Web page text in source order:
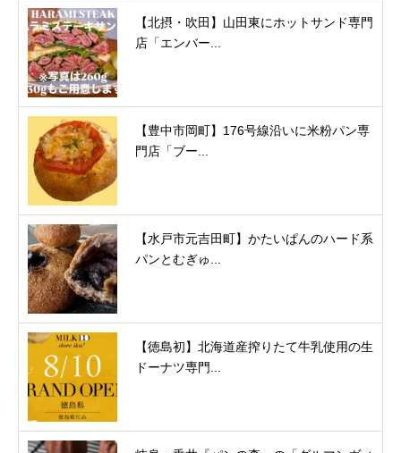
【北摂・吹田】山田東にホットサンド専門
店「エンバー...
【豊中市岡町】176号線沿いに米粉パン専
門店「ブー...
【水戸市元吉田町】かたいぱんのハード系
パンとむぎゅ...
【徳島初】北海道産搾りたて牛乳使用の生
ドーナツ専門...